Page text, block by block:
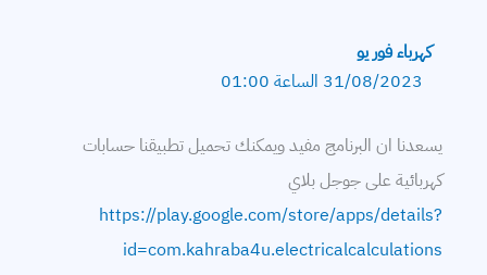
كهرباء فور يو
31/08/2023 الساعة 01:00
يسعدنا ان البرنامج مفيد ويمكنك تحميل تطبيقنا حسابات
كهربائية على جوجل بلاي
https://play.google.com/store/apps/details?
id=com.kahraba4u.electricalcalculations